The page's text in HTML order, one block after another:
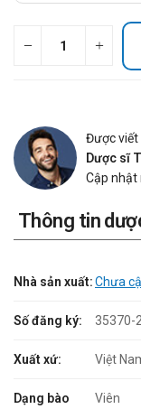
Được viết
Dược sĩ
Cập nhật
Thông tin
Nhà sản xuất:Chưa
Số đăng ký: 35370-
Xuất xứ: Việt
Dạng bào
Viên